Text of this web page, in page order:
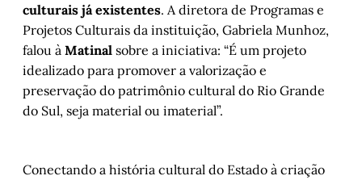
culturais já existentes. A diretora de Programas e
Projetos Culturais da instituição, Gabriela Munhoz,
falou à Matinal sobre a iniciativa: “É um projeto
idealizado para promover a valorização e
preservação do patrimônio cultural do Rio Grande
do Sul, seja material ou imaterial”.
Conectando a história cultural do Estado à criação